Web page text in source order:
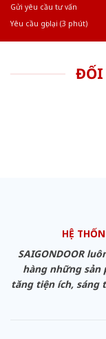
Gửi yêu cầu tư vấn
Yêu cầu gọi lại (3 phút)
ĐỐI
HỆ
SAIGONDOOR
hàng những sản
tăng tiện ích, sáng